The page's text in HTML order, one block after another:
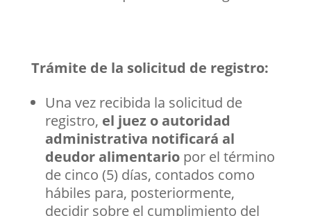
Trámite de la solicitud de registro:
Una vez recibida la solicitud de
registro, el juez o autoridad
administrativa notificará al
deudor alimentariopor el término
de cinco (5) días, contados como
hábiles para, posteriormente,
decidir sobre el cumplimiento del